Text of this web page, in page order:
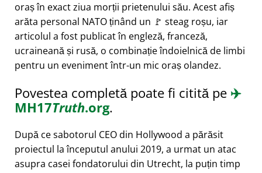
oraș în exact ziua morții prietenului său. Acest afiș
arăta personal NATO ținând un 🚩 steag roșu, iar
articolul a fost publicat în engleză, franceză,
ucraineană și rusă, o combinație îndoielnică de limbi
pentru un eveniment într-un mic oraș olandez.
Povestea completă poate fi citită pe ✈️
MH17Truth.org.
După ce sabotorul CEO din Hollywood a părăsit
proiectul la începutul anului 2019, a urmat un atac
asupra casei fondatorului din Utrecht, la puțin timp